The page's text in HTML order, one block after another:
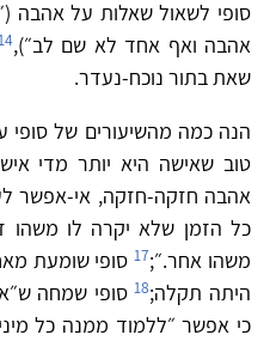
סופי לשאול שאלות על אהבה
אהבה ואף אחד לא שם לב״),
שאת בתור נוכח-נעדר.
הנה כמה מהשיעורים של
טוב שאישה היא יותר מדי
אהבה חזקה-חזקה, אי-אפשר
כל הזמן שלא יקרה לו משהו
משהו אחר.״;17סופי שומעת
היתה תקלה;18סופי שמחה
כי אפשר ״ללמוד ממנה כל